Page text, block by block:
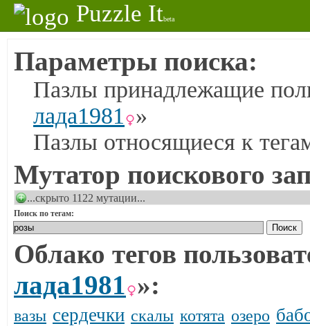
Puzzle Itbeta
Параметры поиска:
Пазлы принадлежащие
лада1981 »
Пазлы относящиеся к
Мутатор поискового
...скрыто 1122 мутации...
Поиск по тегам:
Облако тегов
лада1981 »:
вазы сердечки скалы котята озеро